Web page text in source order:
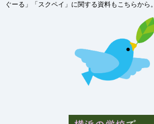
ぐーる」「スクペイ」に関する資料もこちらから。